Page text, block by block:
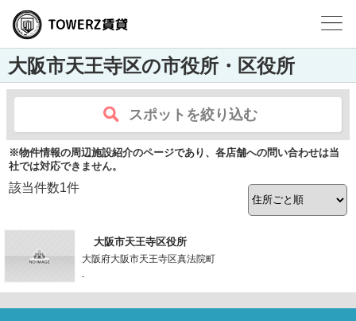
大阪市天王寺区の市役所・区役所
スポットを絞り込む
※物件情報の周辺施設紹介のページであり、各店舗への問い合わせは当
社では対応できません。
該当件数1件
大阪市天王寺区役所
大阪府大阪市天王寺区真法院町
-